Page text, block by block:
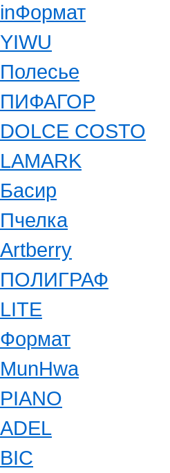
inФормат
YIWU
Полесье
ПИФАГОР
DOLCE COSTO
LAMARK
Басир
Пчелка
Artberry
ПОЛИГРАФ
LITE
Формат
MunHwa
PIANO
ADEL
BIC